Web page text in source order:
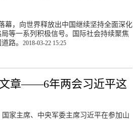
幕，向世界释放出中国继续坚持全面深化
等一系列积极信号。国际社会持续聚焦
路。 2018-03-22 15:25
章——6年两会习近平这
家主席、中央军委主席习近平在参加山